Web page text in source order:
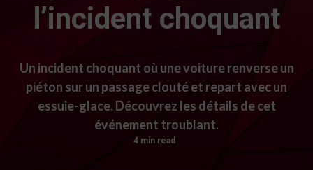
l’incident choquant
Un incident choquant où une voiture renverse un
piéton sur un passage clouté et repart avec un
essuie-glace. Découvrez les détails de cet
événement troublant.
4 min read